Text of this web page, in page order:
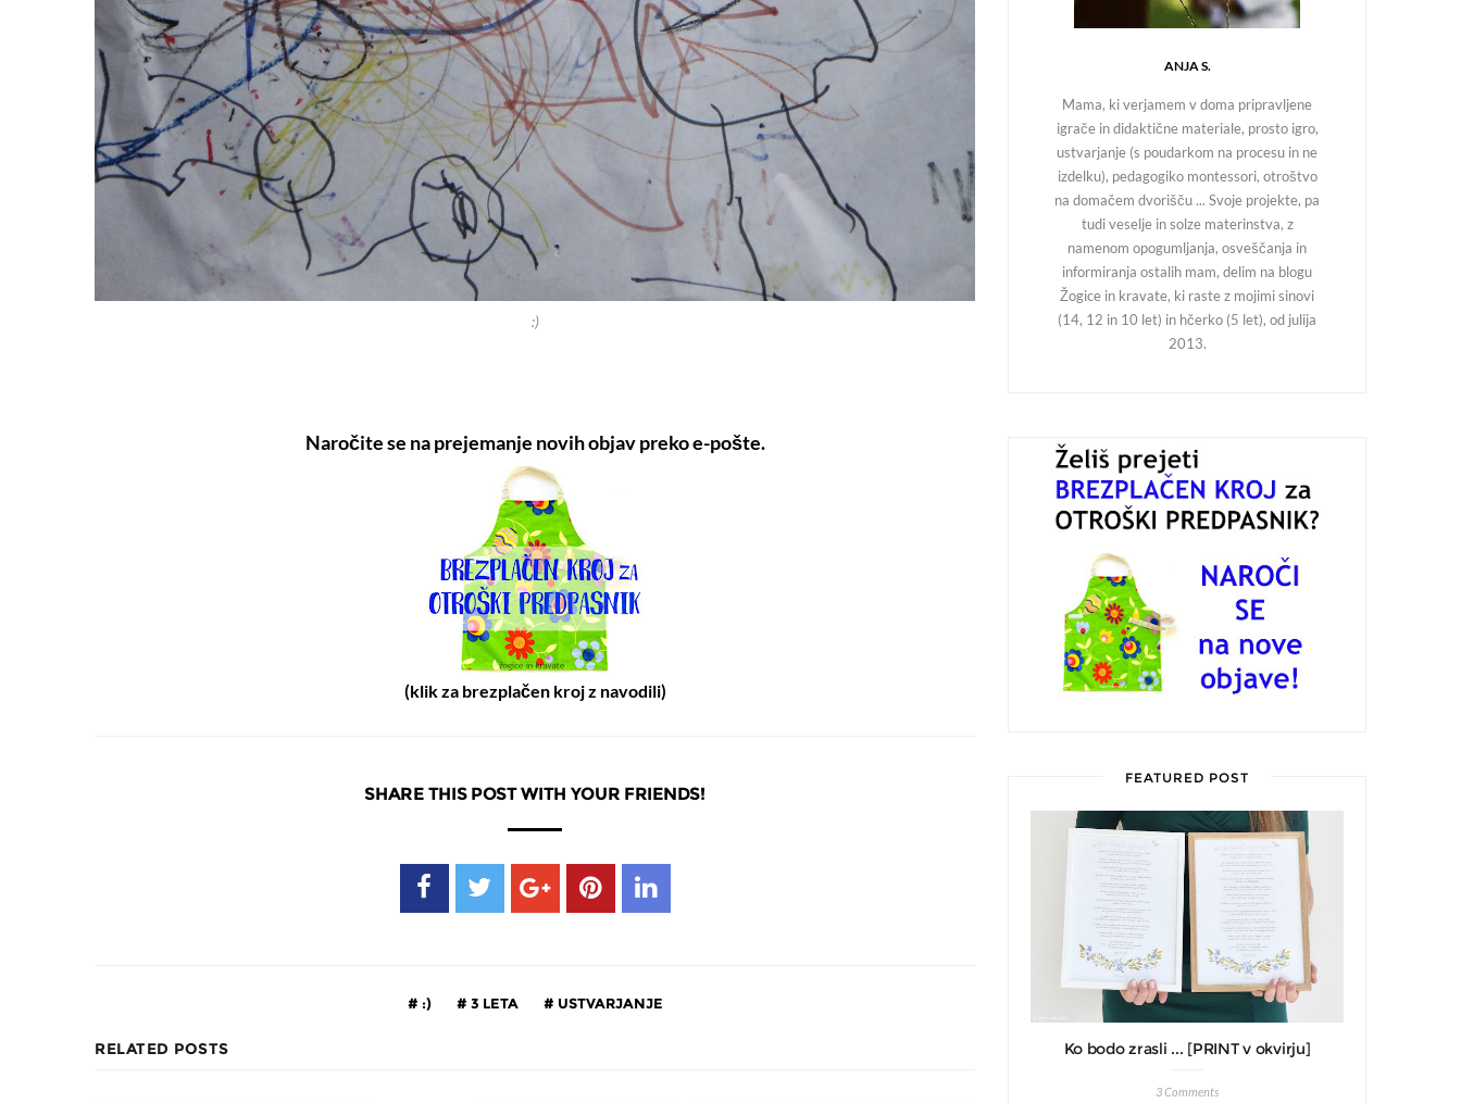
:)
Naročite se na prejemanje novih objav preko e-pošte.
(klik za brezplačen kroj z navodili)
SHARE THIS POST WITH YOUR FRIENDS!
:) 3 LETA USTVARJANJE
RELATED POSTS
ANJA S.
Mama, ki verjamem v doma pripravljene
igrače in didaktične materiale, prosto igro,
ustvarjanje (s poudarkom na procesu in ne
izdelku), pedagogiko montessori, otroštvo
na domačem dvorišču ... Svoje projekte, pa
tudi veselje in solze materinstva, z
namenom opogumljanja, osveščanja in
informiranja ostalih mam, delim na blogu
Žogice in kravate, ki raste z mojimi sinovi
(14, 12 in 10 let) in hčerko (5 let), od julija
2013.
FEATURED POST
Ko bodo zrasli ... [PRINT v okvirju]
3 Comments